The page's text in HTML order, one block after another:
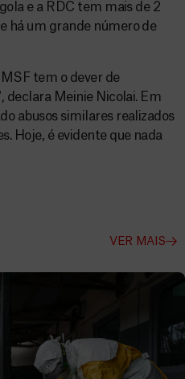
e a RDC tem mais de 2
há um grande número de
tem o dever de
declara Meinie Nicolai. Em
abusos similares realizados
Hoje, é evidente que nada
VER MAIS